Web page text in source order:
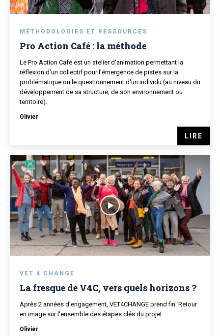
MÉTHODOLOGIES ET RESSOURCES
Pro Action Café : la méthode
Le Pro Action Café est un atelier d'animation permettant la
réflexion d'un collectif pour l'émergence de pistes sur la
problématique ou le questionnement d'un individu (au niveau du
développement de sa structure, de son environnement ou
territoire).
Olivier
LIRE
VET 4 CHANGE
La fresque de V4C, vers quels horizons ?
Après 2 années d'engagement, VET4CHANGE prend fin. Retour
en image sur l'ensemble des étapes clés du projet.
Olivier